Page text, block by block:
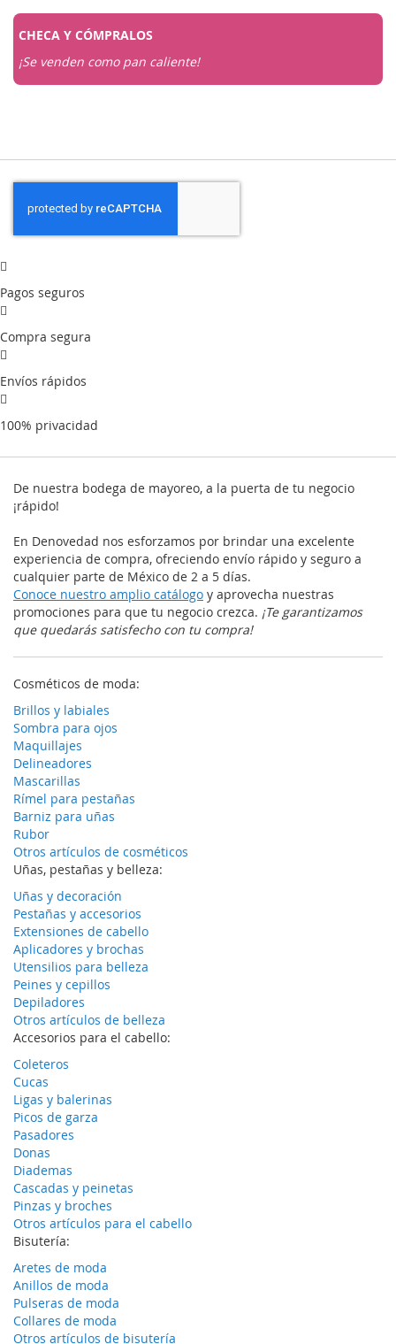
CHECA Y CÓMPRALOS
¡Se venden como pan caliente!
Pagos seguros
Compra segura
Envíos rápidos
100% privacidad
De nuestra bodega de mayoreo, a la puerta de tu negocio
¡rápido!
En Denovedad nos esforzamos por brindar una excelente
experiencia de compra, ofreciendo envío rápido y seguro a
cualquier parte de México de 2 a 5 días.
Conoce nuestro amplio catálogo y aprovecha nuestras
promociones para que tu negocio crezca. ¡Te garantizamos
que quedarás satisfecho con tu compra!
Cosméticos de moda:
Brillos y labiales
Sombra para ojos
Maquillajes
Delineadores
Mascarillas
Rímel para pestañas
Barniz para uñas
Rubor
Otros artículos de cosméticos
Uñas, pestañas y belleza:
Uñas y decoración
Pestañas y accesorios
Extensiones de cabello
Aplicadores y brochas
Utensilios para belleza
Peines y cepillos
Depiladores
Otros artículos de belleza
Accesorios para el cabello:
Coleteros
Cucas
Ligas y balerinas
Picos de garza
Pasadores
Donas
Diademas
Cascadas y peinetas
Pinzas y broches
Otros artículos para el cabello
Bisutería:
Aretes de moda
Anillos de moda
Pulseras de moda
Collares de moda
Otros artículos de bisutería